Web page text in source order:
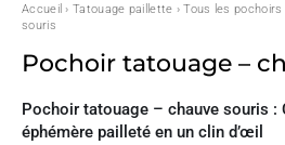
Accueil ›Tatouage paillette ›Tous les pochoirs
souris
Pochoir tatouage –
Pochoir tatouage – chauve souris :
éphémère pailleté en un clin d’œil